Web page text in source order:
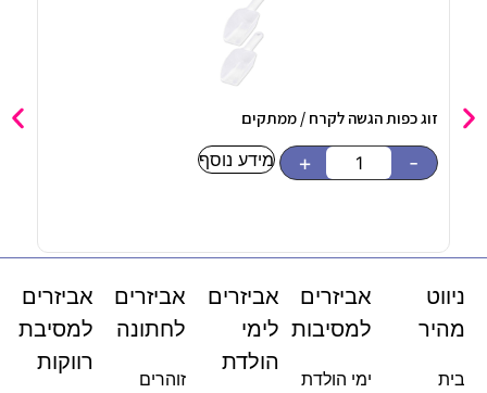
זוג כפות הגשה לקרח / ממתקים
-
+ מידע נוסף
בקבוק
ניווט
מהיר
בית
אביזרים
למסיבות
ימי הולדת
אביזרים
לימי
הולדת
אביזרים
לחתונה
זוהרים
אביזרים
למסיבת
רווקות